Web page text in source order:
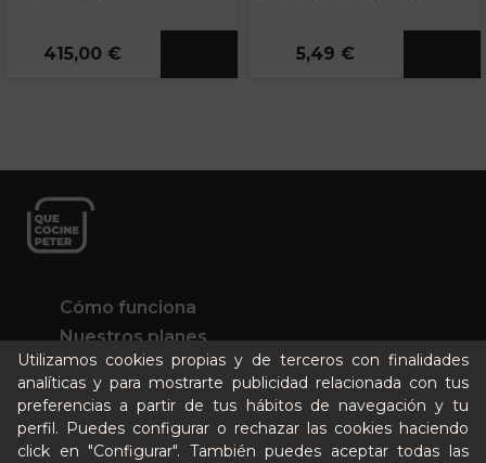
415,00 € 5,49 €
Utilizamos cookies propias y de terceros con finalidades
analíticas y para mostrarte publicidad relacionada con tus
preferencias a partir de tus hábitos de navegación y tu
perfil. Puedes configurar o rechazar las cookies haciendo
click en "Configurar". También puedes aceptar todas las
Cómo funciona
Nuestros planes
Casos de éxito
Soy un particular
Quién es Peter